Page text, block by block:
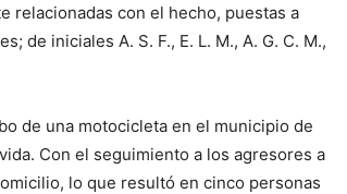
relacionadas con el hecho, puestas a
de iniciales A. S. F., E. L. M., A. G. C. M.,
de una motocicleta en el municipio de
Con el seguimiento a los agresores a
lo que resultó en cinco personas